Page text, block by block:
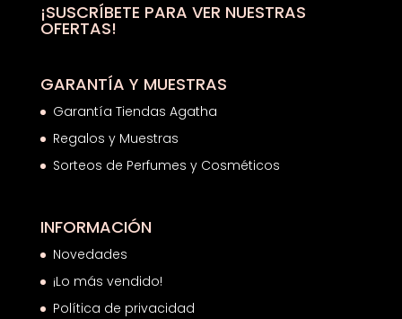
¡SUSCRÍBETE PARA VER NUESTRAS
OFERTAS!
GARANTÍA Y MUESTRAS
Garantía Tiendas Agatha
Regalos y Muestras
Sorteos de Perfumes y Cosméticos
INFORMACIÓN
Novedades
¡Lo más vendido!
Política de privacidad